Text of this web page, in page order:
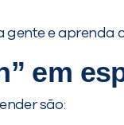
gente e aprenda
em
são: